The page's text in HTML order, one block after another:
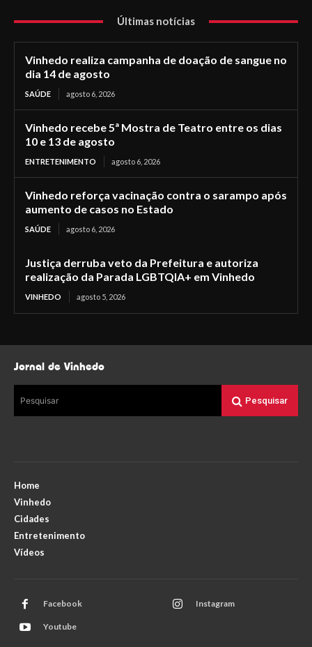
Últimas notícias
Vinhedo realiza campanha de doação de sangue no
dia 14 de agosto
SAÚDE agosto 6, 2026
Vinhedo recebe 5ª Mostra de Teatro entre os dias
10 e 13 de agosto
ENTRETENIMENTO agosto 6, 2026
Vinhedo reforça vacinação contra o sarampo após
aumento de casos no Estado
SAÚDE agosto 6, 2026
Justiça derruba veto da Prefeitura e autoriza
realização da Parada LGBTQIA+ em Vinhedo
VINHEDO agosto 5, 2026
Jornal de Vinhedo
Pesquisar Pesquisar
Home
Vinhedo
Cidades
Entretenimento
Vídeos
Facebook Instagram
Youtube